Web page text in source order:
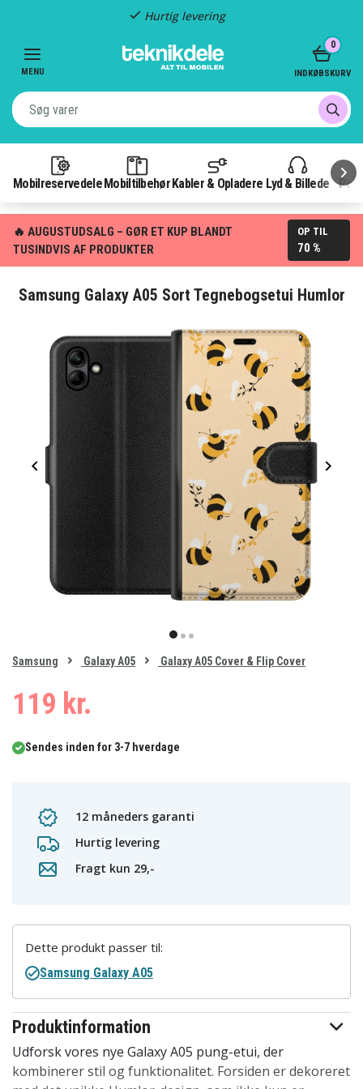
MENU
Mobilreservedele Mobiltilbehør Kabler & Opladere Lyd & Billede
0
INDKØBSKURV
🔥 AUGUSTUDSALG – GØR ET KUP BLANDT
TUSINDVIS AF PRODUKTER
OP TIL
70 %
Samsung Galaxy A05 Sort Tegnebogsetui Humlor
item
012
of
Samsung Galaxy A05 Galaxy A05 Cover & Flip Cover
119 kr.
Sendes inden for 3-7 hverdage
12 måneders garanti
Hurtig levering
Fragt kun 29,-
Produktinformation
Udforsk vores nye Galaxy A05 pung-etui, der
kombinerer stil og funktionalitet. Forsiden er dekoreret
Dette produkt passer til:
Samsung Galaxy A05